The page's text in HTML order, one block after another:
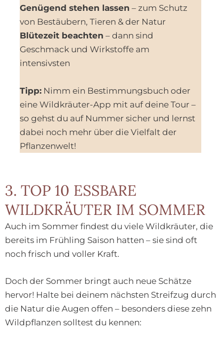
Genügend stehen lassen – zum Schutz
von Bestäubern, Tieren & der Natur
Blütezeit beachten – dann sind
Geschmack und Wirkstoffe am
intensivsten
Tipp: Nimm ein Bestimmungsbuch oder
eine Wildkräuter-App mit auf deine Tour –
so gehst du auf Nummer sicher und lernst
dabei noch mehr über die Vielfalt der
Pflanzenwelt!
3. TOP 10 ESSBARE
WILDKRÄUTER IM SOMMER
Auch im Sommer findest du viele Wildkräuter, die
bereits im Frühling Saison hatten – sie sind oft
noch frisch und voller Kraft.
Doch der Sommer bringt auch neue Schätze
hervor! Halte bei deinem nächsten Streifzug durch
die Natur die Augen offen – besonders diese zehn
Wildpflanzen solltest du kennen: